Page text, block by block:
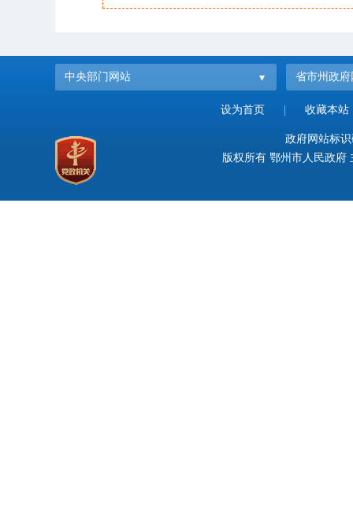
中央部门网站 省市州政府
设为首页 收藏本站
政府网站标
版权所有 鄂州市人民政府